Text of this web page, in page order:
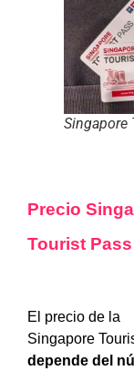
Singapore
Precio
Tourist Pass
El precio de la
Singapore
depende del